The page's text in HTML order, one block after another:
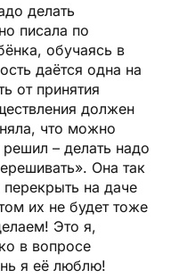
делать
писала по
обучаясь в
даётся одна на
от принятия
должен
что можно
– делать надо
Она так
на даче
их не будет тоже
Это я,
в вопросе
я её люблю!